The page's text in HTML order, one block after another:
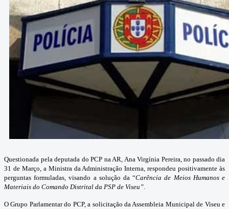
Questionada pela deputada do PCP na AR, Ana Virgínia Pereira, no passado dia
31 de Março, a Ministra da Administração Interna, respondeu positivamente às
perguntas formuladas, visando a solução da “Carência de Meios Humanos e
Materiais do Comando Distrital da PSP de Viseu”.
O Grupo Parlamentar do PCP, a solicitação da Assembleia Municipal de Viseu e